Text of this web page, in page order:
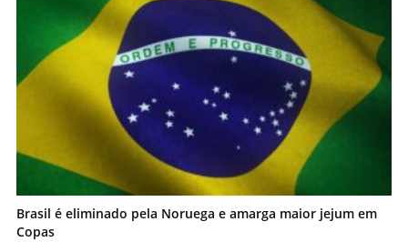
Brasil é eliminado pela Noruega e amarga maior jejum em
Copas